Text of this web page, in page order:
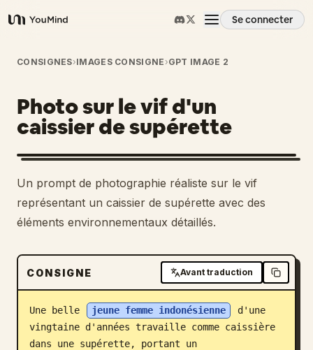
YouMind
Se connecter
Aperçu
Cas d'usage
Compétences
Invites
Télécharger
Blog
CONSIGNES›IMAGES CONSIGNE ›GPT IMAGE 2
Photo sur le vif d'un
caissier de supérette
Un prompt de photographie réaliste sur le vif
représentant un caissier de supérette avec des
éléments environnementaux détaillés.
CONSIGNE Avant traduction
Une belle jeune femme indonésienne
d'une
vingtaine d'années travaille comme caissière
dans une supérette, portant un